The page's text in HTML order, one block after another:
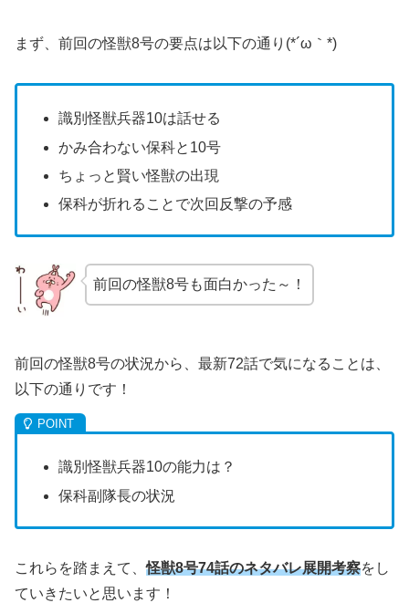
まず、前回の怪獣8号の要点は以下の通り(*´ω｀*)
識別怪獣兵器10は話せる
かみ合わない保科と10号
ちょっと賢い怪獣の出現
保科が折れることで次回反撃の予感
前回の怪獣8号も面白かった～！
前回の怪獣8号の状況から、最新72話で気になることは、
以下の通りです！
識別怪獣兵器10の能力は？
保科副隊長の状況
これらを踏まえて、怪獣8号74話のネタバレ展開考察をし
ていきたいと思います！